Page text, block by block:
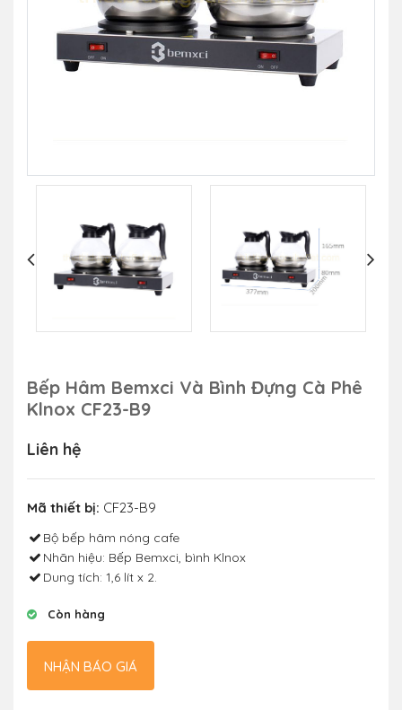
Bếp Hâm Bemxci Và Bình Đựng Cà Phê
Klnox CF23-B9
Liên hệ
Mã thiết bị: CF23-B9
Bộ bếp hâm nóng cafe
Nhãn hiệu: Bếp Bemxci, bình Klnox
Dung tích: 1,6 lít x 2.
Còn hàng
NHẬN BÁO GIÁ